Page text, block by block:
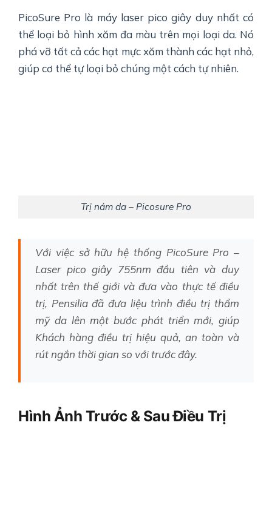
PicoSure Pro là máy laser pico giây duy nhất có
thể loại bỏ hình xăm đa màu trên mọi loại da. Nó
phá vỡ tất cả các hạt mực xăm thành các hạt nhỏ,
giúp cơ thể tự loại bỏ chúng một cách tự nhiên.
Trị nám da – Picosure Pro
Với việc sở hữu hệ thống PicoSure Pro –
Laser pico giây 755nm đầu tiên và duy
nhất trên thế giới và đưa vào thực tế điều
trị, Pensilia đã đưa liệu trình điều trị thẩm
mỹ da lên một bước phát triển mới, giúp
Khách hàng điều trị hiệu quả, an toàn và
rút ngắn thời gian so với trước đây.
Hình Ảnh Trước & Sau Điều Trị